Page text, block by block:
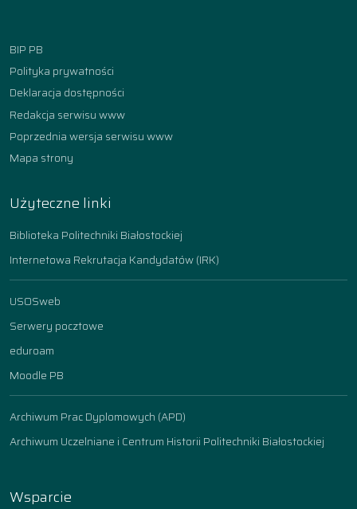
BIP PB
Polityka prywatności
Deklaracja dostępności
Redakcja serwisu www
Poprzednia wersja serwisu www
Mapa strony
Użyteczne linki
Biblioteka Politechniki Białostockiej
Internetowa Rekrutacja Kandydatów (IRK)
USOSweb
Serwery pocztowe
eduroam
Moodle PB
Archiwum Prac Dyplomowych (APD)
Archiwum Uczelniane i Centrum Historii Politechniki Białostockiej
Wsparcie